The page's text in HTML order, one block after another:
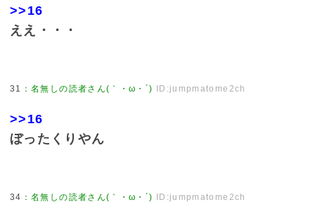
>>16
ええ・・・
31 ：名無しの読者さん(｀・ω・´) ID:jumpmatome2ch
>>16
ぼったくりやん
34 ：名無しの読者さん(｀・ω・´) ID:jumpmatome2ch